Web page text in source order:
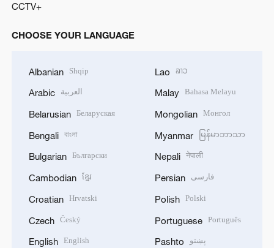
CCTV+
CHOOSE YOUR LANGUAGE
Albanian Shqip
Arabic العربية
Belarusian Беларуская
Bengali বাংলা
Bulgarian Български
Cambodian ខ្មែរ
Croatian Hrvatski
Czech Český
English English
Lao ລາວ
Malay Bahasa Melayu
Mongolian Монгол
Myanmar မြန်မာဘာသာ
Nepali नेपाली
Persian فارسی
Polish Polski
Portuguese Português
Pashto پښتو